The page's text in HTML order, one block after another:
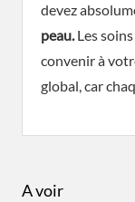
devez
peau.Les
convenir à
global, car
A voir